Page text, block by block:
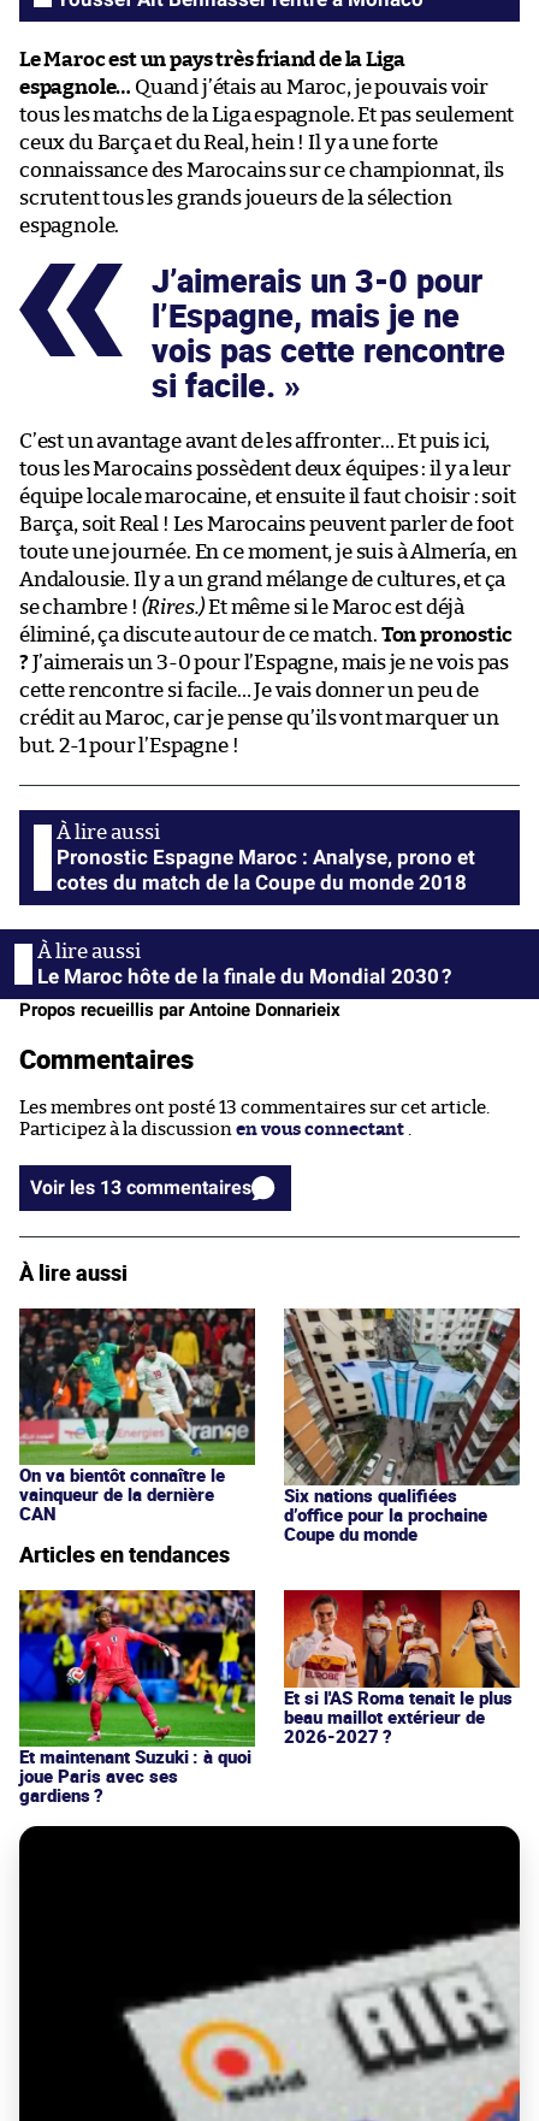
Le Maroc est un pays très friand de la Liga
espagnole… Quand j’étais au Maroc, je pouvais voir
tous les matchs de la Liga espagnole. Et pas seulement
ceux du Barça et du Real, hein ! Il y a une forte
connaissance des Marocains sur ce championnat, ils
scrutent tous les grands joueurs de la sélection
espagnole.
J’aimerais un 3-0 pour
l’Espagne, mais je ne
vois pas cette rencontre
si facile.
C’est un avantage avant de les affronter… Et puis ici,
tous les Marocains possèdent deux équipes : il y a leur
équipe locale marocaine, et ensuite il faut choisir : soit
Barça, soit Real ! Les Marocains peuvent parler de foot
toute une journée. En ce moment, je suis à Almería, en
Andalousie. Il y a un grand mélange de cultures, et ça
se chambre ! (Rires.)Et même si le Maroc est déjà
éliminé, ça discute autour de ce match. Ton pronostic
? J’aimerais un 3-0 pour l’Espagne, mais je ne vois pas
cette rencontre si facile… Je vais donner un peu de
crédit au Maroc, car je pense qu’ils vont marquer un
but. 2-1 pour l’Espagne !
Pronostic Espagne Maroc : Analyse, prono et
cotes du match de la Coupe du monde 2018
Le Maroc hôte de la finale du Mondial 2030 ?
Propos recueillis par Antoine Donnarieix
Commentaires
Les membres ont posté 13 commentaires sur cet article.
Participez à la discussion en vous connectant .
Voir les 13 commentaires
À lire aussi
On va bientôt connaître le
vainqueur de la dernière
CAN
Six nations qualifiées
d’office pour la prochaine
Coupe du monde
Articles en tendances
Et maintenant Suzuki : à quoi
joue Paris avec ses
gardiens ?
Et si l'AS Roma tenait le plus
beau maillot extérieur de
2026-2027 ?